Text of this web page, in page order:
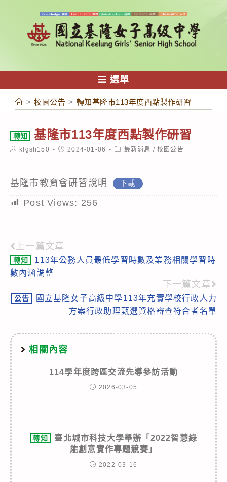
容
選單
> 校園公告 > 轉知基隆市113年度西點製作研習
轉知 基隆市113年度西點製作研習
Postklgsh150
Post2024-01-06
Post最新消息 / 校園公告
基隆市教育會研習說明 下載
Post Views: 256
Read
more
上一篇文章
轉知
113年公務人員最低學習時數及業務相關學習時
數內涵調整
下一篇文章
公告
國立基隆女子高級中學113年充實學校行政人力
方案行政助理甄選資格審查符合者名單
相關內容
114學年度跨區交流先導參訪活動
2026-03-05
轉知
臺北城市科技大學舉辦「2022智慧綠
能創意實作專題競賽」
2022-03-16